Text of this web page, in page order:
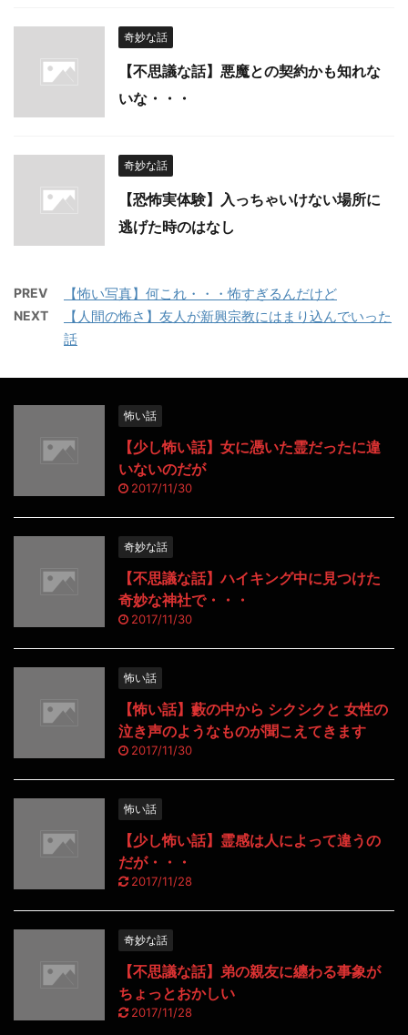
奇妙な話
【不思議な話】悪魔との契約かも知れな
いな・・・
奇妙な話
【恐怖実体験】入っちゃいけない場所に
逃げた時のはなし
PREV 【怖い写真】何これ・・・怖すぎるんだけど
NEXT
【人間の怖さ】友人が新興宗教にはまり込んでいった
話
怖い話
【少し怖い話】女に憑いた霊だったに違
いないのだが
2017/11/30
奇妙な話
【不思議な話】ハイキング中に見つけた
奇妙な神社で・・・
2017/11/30
怖い話
【怖い話】藪の中から シクシクと 女性の
泣き声のようなものが聞こえてきます
2017/11/30
怖い話
【少し怖い話】霊感は人によって違うの
だが・・・
2017/11/28
奇妙な話
【不思議な話】弟の親友に纏わる事象が
ちょっとおかしい
2017/11/28